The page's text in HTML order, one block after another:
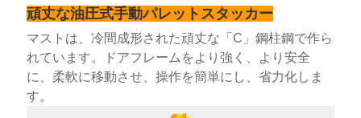
頑丈な油圧式手動パレットスタッカー
マストは、冷間成形された頑丈な「C」鋼柱鋼で作ら
れています。ドアフレームをより強く、より安全
に、柔軟に移動させ、操作を簡単にし、省力化しま
す。